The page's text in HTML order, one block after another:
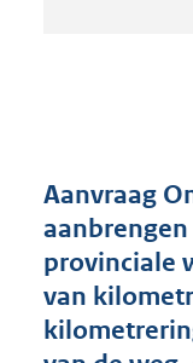
Aanvraag
provinciale
van